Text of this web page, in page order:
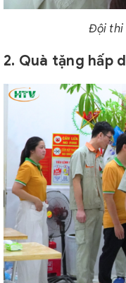
Đội thi
2. Quà tặng hấp